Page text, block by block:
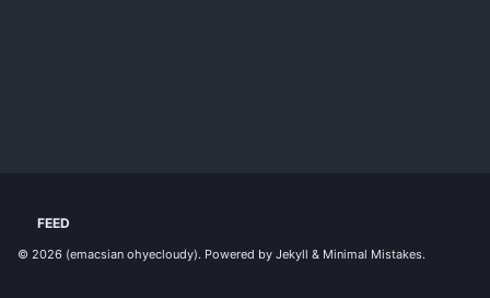
FEED
© 2026 (emacsian ohyecloudy). Powered by Jekyll & Minimal Mistakes.